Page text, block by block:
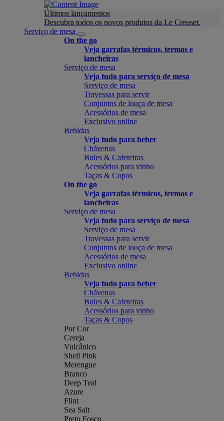
Últimos lançamentos
Descubra todos os novos produtos da Le Creuset.
Serviço de mesa
On the go
Veja garrafas térmicos, termos e
lancheiras
Serviço de mesa
Veja tudo para serviço de mesa
Serviço de mesa
Travessas para servir
Conjuntos de louça de mesa
Acessórios de mesa
Exclusivo online
Bebidas
Veja tudo para beber
Chávenas
Bules & Cafeteiras
Acessórios para vinho
Taças & Copos
On the go
Veja garrafas térmicos, termos e
lancheiras
Serviço de mesa
Veja tudo para serviço de mesa
Serviço de mesa
Travessas para servir
Conjuntos de louça de mesa
Acessórios de mesa
Exclusivo online
Bebidas
Veja tudo para beber
Chávenas
Bules & Cafeteiras
Acessórios para vinho
Taças & Copos
Por Cor
Cereja
Vulcânico
Shell Pink
Merengue
Branco
Deep Teal
Azure
Flint
Sea Salt
Preto Fosco